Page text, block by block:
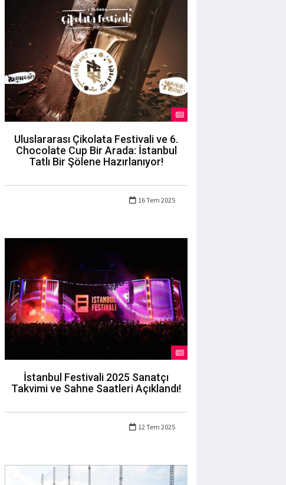
Uluslararası Çikolata Festivali ve 6.
Chocolate Cup Bir Arada: İstanbul
Tatlı Bir Şölene Hazırlanıyor!
16 Tem 2025
İstanbul Festivali 2025 Sanatçı
Takvimi ve Sahne Saatleri Açıklandı!
12 Tem 2025